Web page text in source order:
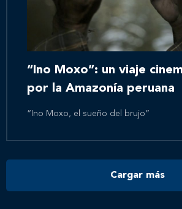
Inicio
Nosotros
Novedades
“Ino Moxo”: un viaje
por la Amazonía peruana
“Ino Moxo, el sueño del brujo”
Cargar más